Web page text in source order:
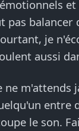
pas balancer
je
aussi
m'attends
entre
le son.